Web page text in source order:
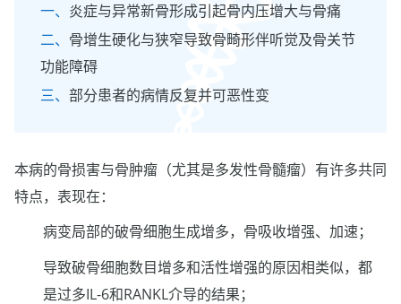
炎症与异常新骨形成引起骨内压增大与骨痛
骨增生硬化与狭窄导致骨畸形伴听觉及骨关节
功能障碍
部分患者的病情反复并可恶性变
本病的骨损害与骨肿瘤（尤其是多发性骨髓瘤）有许多共同
特点，表现在：
病变局部的破骨细胞生成增多，骨吸收增强、加速；
导致破骨细胞数目增多和活性增强的原因相类似，都
是过多IL-6和RANKL介导的结果；